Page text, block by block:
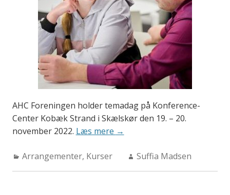
AHC Foreningen holder temadag på Konference-
Center Kobæk Strand i Skælskør den 19. – 20.
november 2022. Læs mere “Temadag
Kobæk
Strand
→
Categories:
Arrangementer, Kurser Author:
Suffia Madsen